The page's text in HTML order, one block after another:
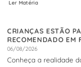
Ler Matéria
CRIANÇAS ESTÃO
RECOMENDADO EM
06/08/2026
Conheça a realidade